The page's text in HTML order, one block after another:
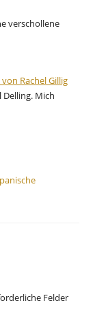
verschollene
Rachel Gillig
Mich
Felder